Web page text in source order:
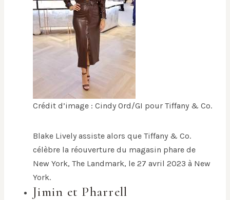
Crédit d’image : Cindy Ord/GI pour Tiffany & Co.
Blake Lively assiste alors que Tiffany & Co.
célèbre la réouverture du magasin phare de
New York, The Landmark, le 27 avril 2023 à New
York.
Jimin et Pharrell